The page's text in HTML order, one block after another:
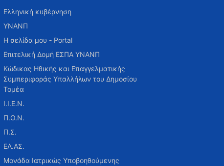
Ελληνική κυβέρνηση
ΥΝΑΝΠ
Η σελίδα μου - Portal
Επιτελική Δομή ΕΣΠΑ ΥΝΑΝΠ
Κώδικας Ηθικής και Επαγγελματικής
Συμπεριφοράς Υπαλλήλων του Δημοσίου
Τομέα
Ι.Ι.Ε.Ν.
Π.Ο.Ν.
Π.Σ.
ΕΛ.ΑΣ.
Μονάδα Ιατρικώς Υποβοηθούμενης